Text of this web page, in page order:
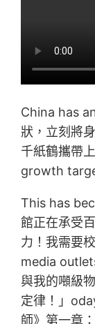
China has
狀，立刻將
千紙鶴攜帶
growth
This has
館正在承受
力！我需要
media
與我的噸級
定律！」
師》第一章